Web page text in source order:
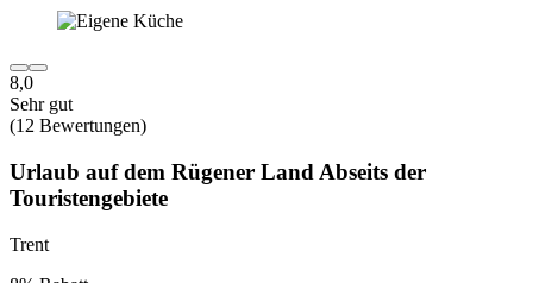
8,0
Sehr gut
(12 Bewertungen)
Urlaub auf dem Rügener Land Abseits der
Touristengebiete
Trent